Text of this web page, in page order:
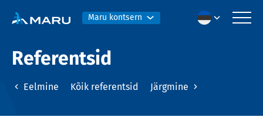
Maru kontsern
Referentsid
Eelmine Kõik referentsid Järgmine